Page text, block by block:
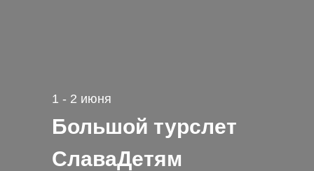
Большой турслет
СлаваДетям
1 - 2 июня